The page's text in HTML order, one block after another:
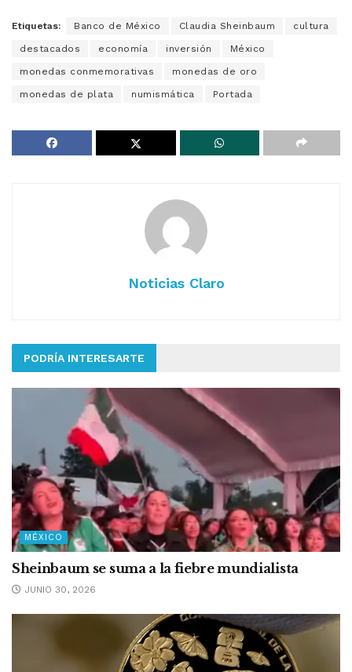
Etiquetas: Banco de México Claudia Sheinbaum cultura
destacados economía inversión México
monedas conmemorativas monedas de oro
monedas de plata numismática Portada
Noticias Claro
PODRÍA INTERESARTE
MÉXICO
Sheinbaum se suma a la fiebre mundialista
JUNIO 30, 2026